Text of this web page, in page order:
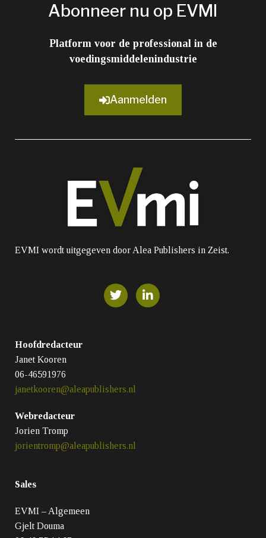
Abonneer nu op EVMI
Platform voor de professional in de
voedingsmiddelenindustrie
Aanmelden
EVMI wordt uitgegeven door Alea Publishers in Zeist.
Hoofdredacteur
Janet Kooren
06-46591976
janetkooren@aleapublishers.nl
Webredacteur
Jorien Tromp
jorientromp@aleapublishers.nl
Sales
EVMI – Algemeen
Gjelt Douma